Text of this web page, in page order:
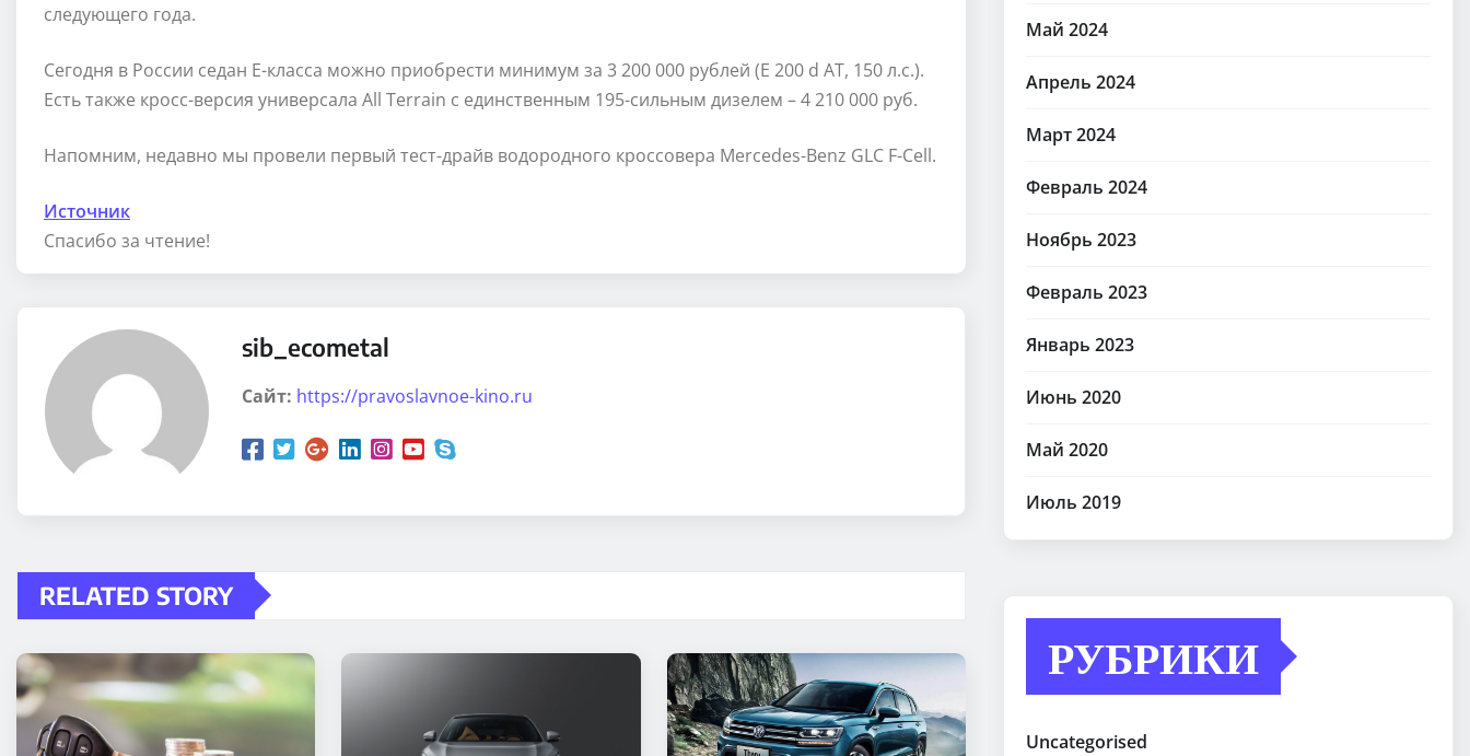
следующего года.
Сегодня в России седан Е-класса можно приобрести минимум за 3 200 000 рублей (Е 200 d AT, 150 л.с.).
Есть также кросс-версия универсала All Terrain с единственным 195-сильным дизелем – 4 210 000 руб.
Напомним, недавно мы провели первый тест-драйв водородного кроссовера Mercedes-Benz GLC F-Cell.
Источник
Спасибо за чтение!
sib_ecometal
Сайт: https://pravoslavnoe-kino.ru
RELATED STORY
Май 2024
Апрель 2024
Март 2024
Февраль 2024
Ноябрь 2023
Февраль 2023
Январь 2023
Июнь 2020
Май 2020
Июль 2019
РУБРИКИ
Uncategorised